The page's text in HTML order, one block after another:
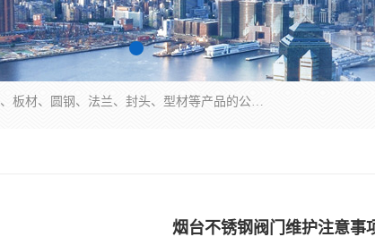
山东华钰金属材料有限公司是一家经营各种不锈钢管材、板材、圆钢、法兰、封头、型材等产品的公司；主营产品有：不锈钢管，激光切割，管件标准件，不锈钢圆钢，不锈钢人孔，不锈钢亮管，不锈钢角钢，不锈钢加工，不锈钢管子，不锈钢工业方管，不锈钢封头，不锈钢法兰，不锈钢阀门，不锈钢槽钢，不锈钢扁钢，不锈钢板等；可为客户制作各种规格的型材及不锈钢配件、非标准件及各种容器具等，能满足客户的不同采购要求。
烟台不锈钢阀门维护注意事